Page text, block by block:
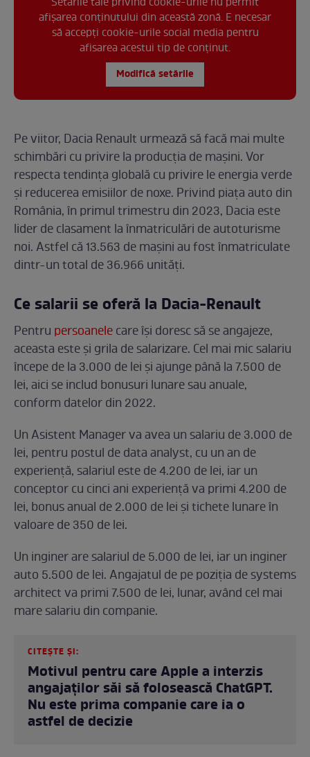
afișarea conținutului din această zonă. E necesar
să accepți cookie-urile social media pentru
afisarea acestui tip de conținut.
Modifică setările
Pe viitor, Dacia Renault urmează să facă mai multe
schimbări cu privire la producția de mașini. Vor
respecta tendința globală cu privire le energia verde
și reducerea emisiilor de noxe. Privind piața auto din
România, în primul trimestru din 2023, Dacia este
lider de clasament la înmatriculări de autoturisme
noi. Astfel că 13.563 de mașini au fost înmatriculate
dintr-un total de 36.966 unități.
Ce salarii se oferă la Dacia-Renault
Pentru persoanelecare își doresc să se angajeze,
aceasta este și grila de salarizare. Cel mai mic salariu
începe de la 3.000 de lei și ajunge până la 7.500 de
lei, aici se includ bonusuri lunare sau anuale,
conform datelor din 2022.
Un Asistent Manager va avea un salariu de 3.000 de
lei, pentru postul de data analyst, cu un an de
experiență, salariul este de 4.200 de lei, iar un
conceptor cu cinci ani experiență va primi 4.200 de
lei, bonus anual de 2.000 de lei și tichete lunare în
valoare de 350 de lei.
Un inginer are salariul de 5.000 de lei, iar un inginer
auto 5.500 de lei. Angajatul de pe poziția de systems
architect va primi 7.500 de lei, lunar, având cel mai
mare salariu din companie.
CITEȘTE ȘI:
Motivul pentru care Apple a interzis
angajaților săi să folosească ChatGPT.
Nu este prima companie care ia o
astfel de decizie